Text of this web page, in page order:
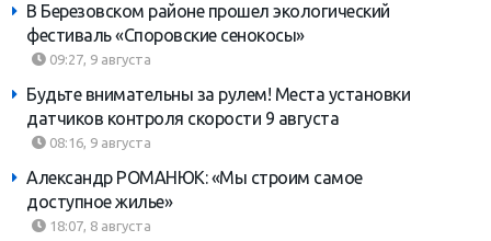
В Березовском районе прошел экологический
фестиваль «Споровские сенокосы»
09:27, 9 августа
Будьте внимательны за рулем! Места установки
датчиков контроля скорости 9 августа
08:16, 9 августа
Александр РОМАНЮК: «Мы строим самое
доступное жилье»
18:07, 8 августа